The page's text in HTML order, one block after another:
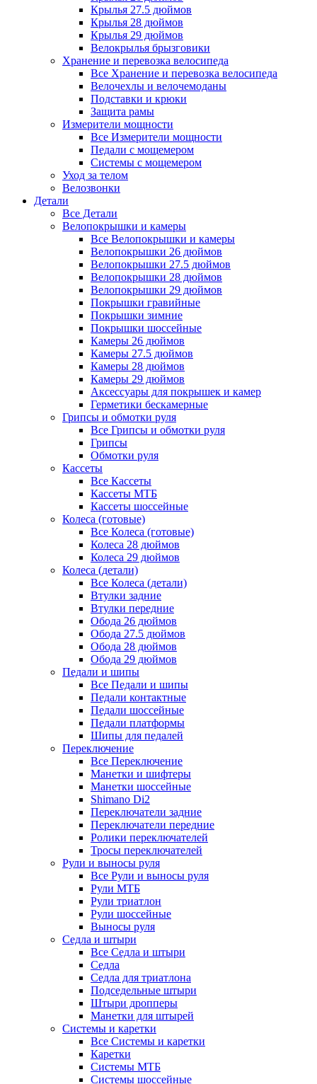
Крылья 27.5 дюймов
Крылья 28 дюймов
Крылья 29 дюймов
Велокрылья брызговики
Хранение и перевозка велосипеда
Все Хранение и перевозка велосипеда
Велочехлы и велочемоданы
Подставки и крюки
Защита рамы
Измерители мощности
Все Измерители мощности
Педали с мощемером
Системы с мощемером
Уход за телом
Велозвонки
Детали
Все Детали
Велопокрышки и камеры
Все Велопокрышки и камеры
Велопокрышки 26 дюймов
Велопокрышки 27.5 дюймов
Велопокрышки 28 дюймов
Велопокрышки 29 дюймов
Покрышки гравийные
Покрышки зимние
Покрышки шоссейные
Камеры 26 дюймов
Камеры 27.5 дюймов
Камеры 28 дюймов
Камеры 29 дюймов
Аксессуары для покрышек и камер
Герметики бескамерные
Грипсы и обмотки руля
Все Грипсы и обмотки руля
Грипсы
Обмотки руля
Кассеты
Все Кассеты
Кассеты МТБ
Кассеты шоссейные
Колеса (готовые)
Все Колеса (готовые)
Колеса 28 дюймов
Колеса 29 дюймов
Колеса (детали)
Все Колеса (детали)
Втулки задние
Втулки передние
Обода 26 дюймов
Обода 27.5 дюймов
Обода 28 дюймов
Обода 29 дюймов
Педали и шипы
Все Педали и шипы
Педали контактные
Педали шоссейные
Педали платформы
Шипы для педалей
Переключение
Все Переключение
Манетки и шифтеры
Манетки шоссейные
Shimano Di2
Переключатели задние
Переключатели передние
Ролики переключателей
Тросы переключателей
Рули и выносы руля
Все Рули и выносы руля
Рули МТБ
Рули триатлон
Рули шоссейные
Выносы руля
Седла и штыри
Все Седла и штыри
Седла
Седла для триатлона
Подседельные штыри
Штыри дропперы
Манетки для штырей
Системы и каретки
Все Системы и каретки
Каретки
Системы МТБ
Системы шоссейные